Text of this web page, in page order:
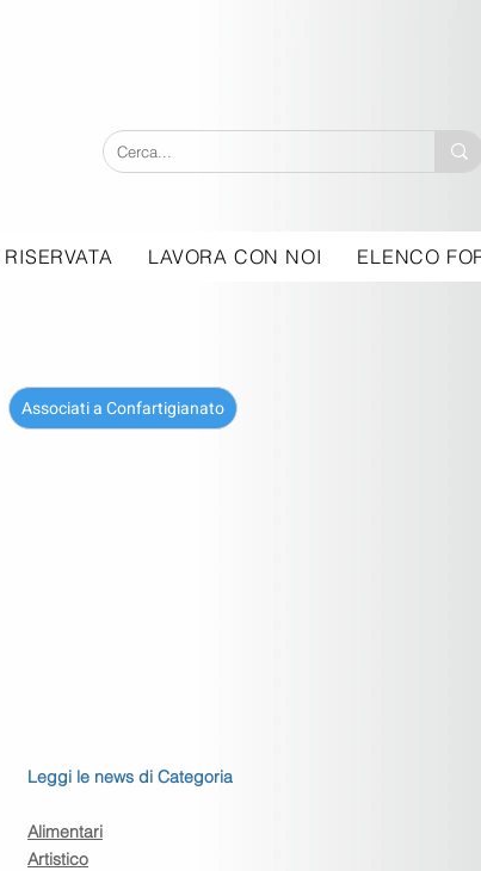
LAVORA CON NOI ELENCO
Leggi le news di Categoria
Alimentari
Artistico
Associati a Confartigianato